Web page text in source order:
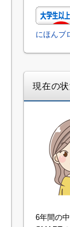
にほんブ
現在の状
6年間の